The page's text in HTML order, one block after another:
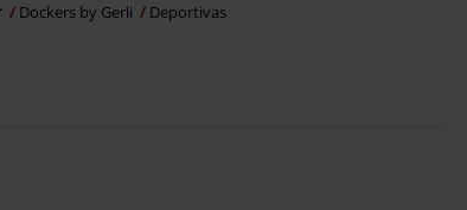
Dockers by Gerli Deportivas